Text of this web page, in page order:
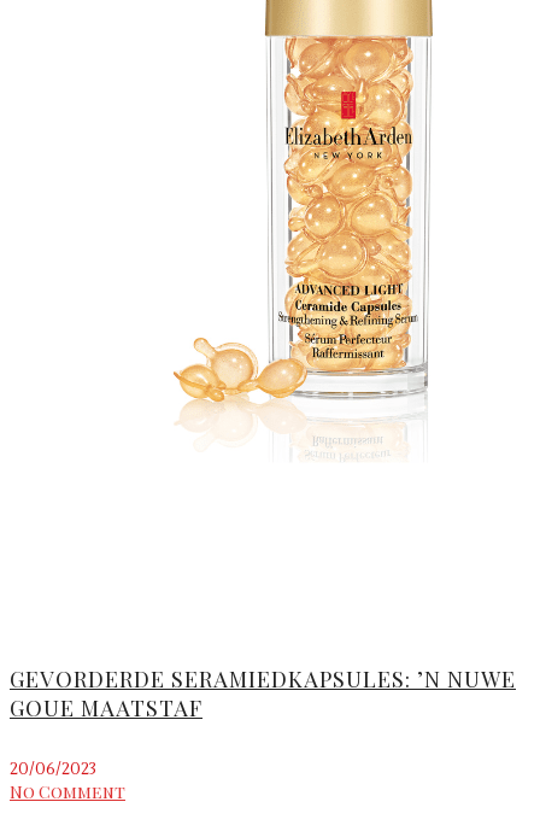
GEVORDERDE SERAMIEDKAPSULES: ’N NUWE
GOUE MAATSTAF
20/06/2023
No Comment